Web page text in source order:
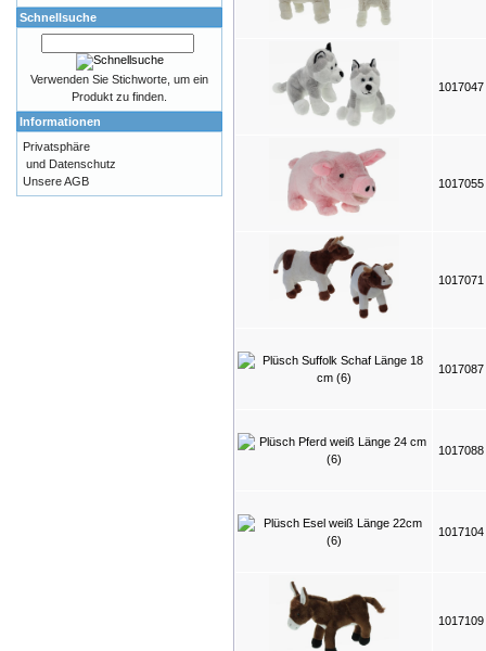
1017047
1017055
1017071
1017087
1017088
1017104
1017109
Schnellsuche
Verwenden Sie Stichworte, um ein
Produkt zu finden.
Informationen
Privatsphäre
und Datenschutz
Unsere AGB